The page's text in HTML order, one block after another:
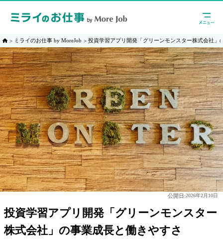
ミライのお仕事 by MoreJob 投資学習アプリ開発「グリーンモンスター株式会社」
公開日:2026年2月10日
投資学習アプリ開発「グリーンモンスター
株式会社」の事業成長と働きやすさ